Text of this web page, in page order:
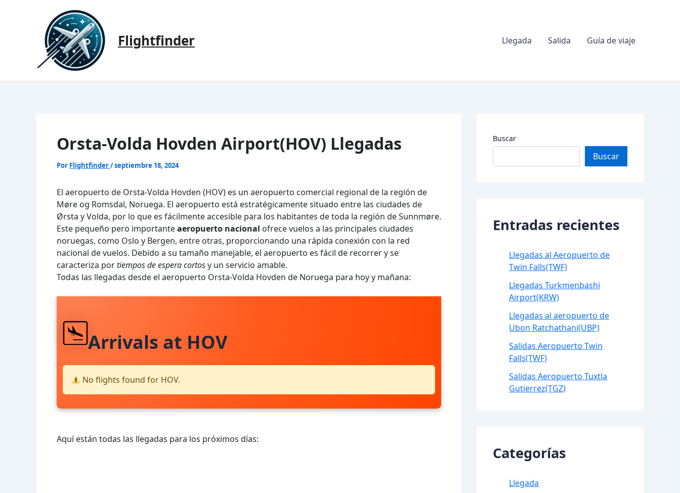
Flightfinder Llegada Salida Guía de viaje
Orsta-Volda Hovden Airport(HOV) Llegadas
Por Flightfinder/septiembre 18, 2024
El aeropuerto de Orsta-Volda Hovden (HOV) es un aeropuerto comercial regional de la región de
Møre og Romsdal, Noruega. El aeropuerto está estratégicamente situado entre las ciudades de
Ørsta y Volda, por lo que es fácilmente accesible para los habitantes de toda la región de Sunnmøre.
Este pequeño pero importanteaeropuerto nacional ofrece vuelos a las principales ciudades
noruegas, como Oslo y Bergen, entre otras, proporcionando una rápida conexión con la red
nacional de vuelos. Debido a su tamaño manejable, el aeropuerto es fácil de recorrer y se
caracteriza portiempos de espera cortosy un servicio amable.
Todas las llegadas desde el aeropuerto Orsta-Volda Hovden de Noruega para hoy y mañana:
Arrivals at HOV
No flights found for HOV.
Aquí están todas las llegadas para los próximos días:
Buscar
Buscar
Entradas recientes
Llegadas al Aeropuerto de
Twin Falls(TWF)
Llegadas Turkmenbashi
Airport(KRW)
Llegadas al aeropuerto de
Ubon Ratchathani(UBP)
Salidas Aeropuerto Twin
Falls(TWF)
Salidas Aeropuerto Tuxtla
Gutierrez(TGZ)
Categorías
Llegada